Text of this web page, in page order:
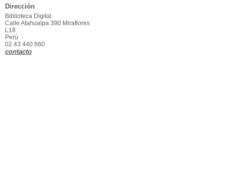
Dirección
Biblioteca Digital
Calle Atahualpa 390 Miraflores
L18
Perú
02 43 440 660
contacto